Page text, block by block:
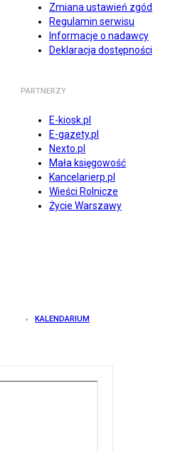
Zmiana ustawień zgód
Regulamin serwisu
Informacje o nadawcy
Deklaracja dostępności
PARTNERZY
E-kiosk.pl
E-gazety.pl
Nexto.pl
Mała księgowość
Kancelarierp.pl
Wieści Rolnicze
Życie Warszawy
KALENDARIUM